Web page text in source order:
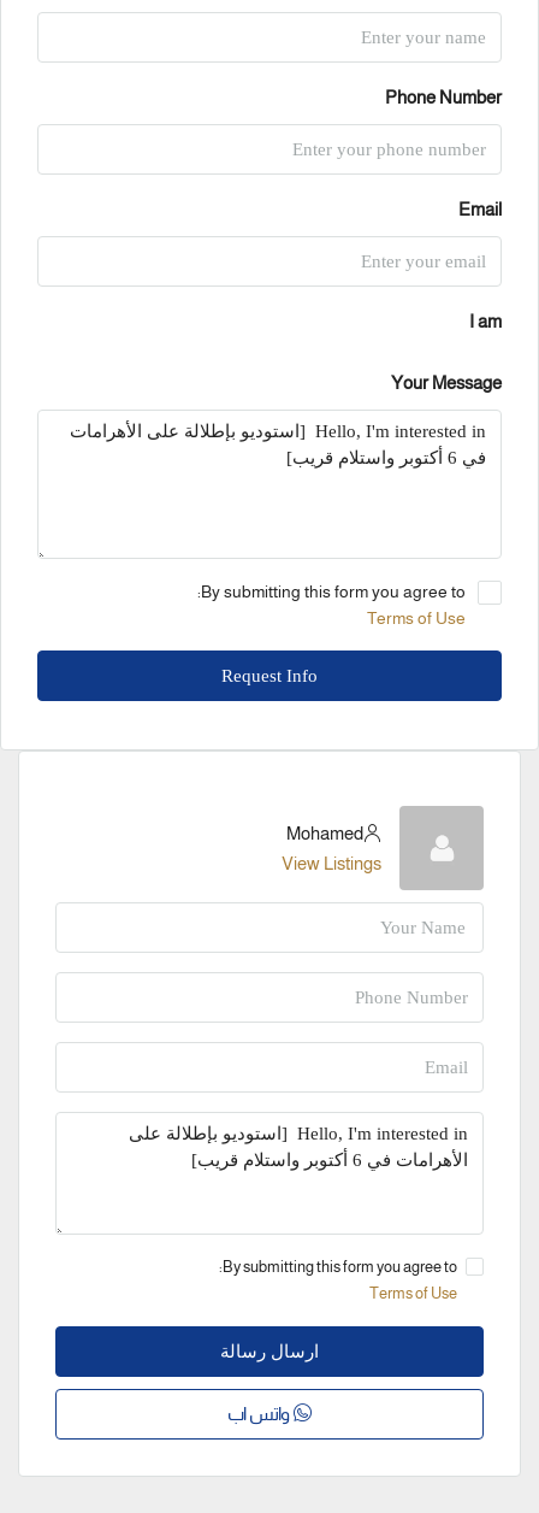
Phone Number
Email
I am
Your Message
By submitting this form you agree to:
Terms of Use
Request Info
Mohamed
View Listings
By submitting this form you agree to:
Terms of Use
ارسال رسالة
واتس اب